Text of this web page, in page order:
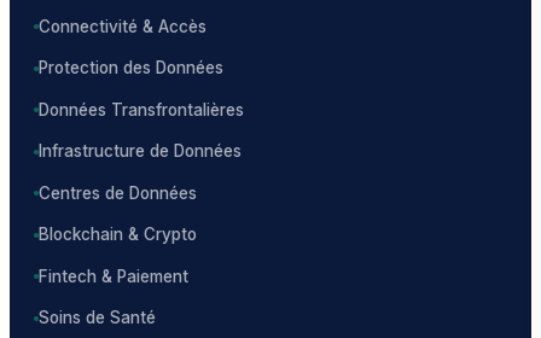
Connectivité & Accès
Protection des Données
Données Transfrontalières
Infrastructure de Données
Centres de Données
Blockchain & Crypto
Fintech & Paiement
Soins de Santé